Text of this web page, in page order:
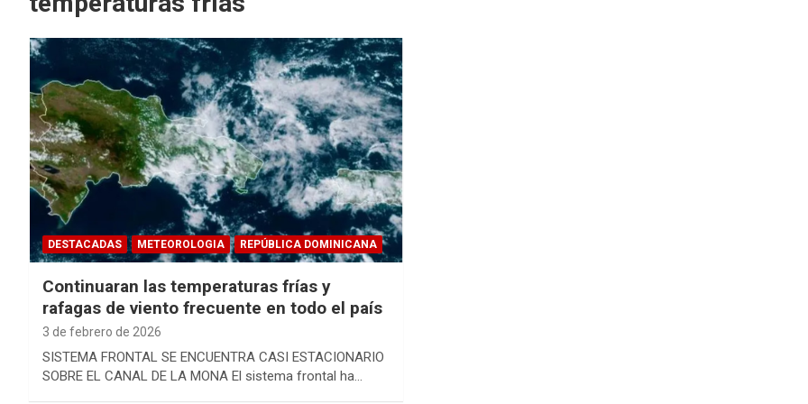
DESTACADAS METEOROLOGIA REPÚBLICA DOMINICANA
Continuaran las temperaturas frías y
rafagas de viento frecuente en todo el país
3 de febrero de 2026
SISTEMA FRONTAL SE ENCUENTRA CASI ESTACIONARIO
SOBRE EL CANAL DE LA MONA El sistema frontal ha…